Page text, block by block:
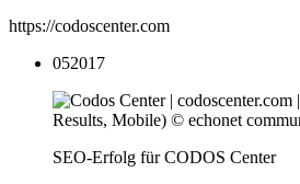
https://codoscenter.com
052017
SEO-Erfolg für CODOS Center